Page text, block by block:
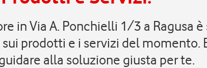
in Via A. Ponchielli 1/3 a Ragusa
prodotti e i servizi del momento.
alla soluzione giusta per te.